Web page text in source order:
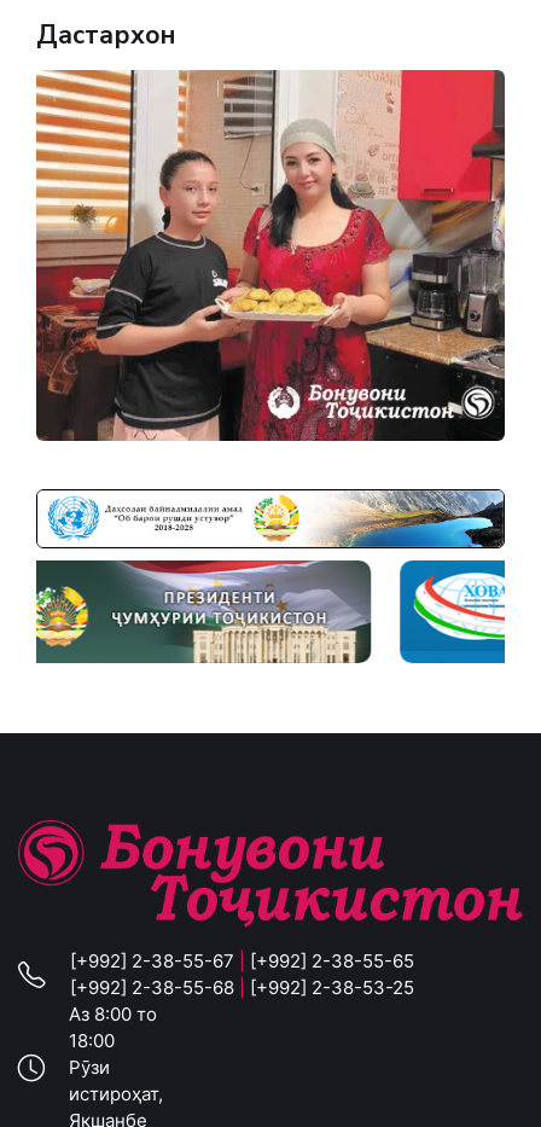
Дастархон
[+992] 2-38-55-67
[+992] 2-38-55-65
[+992] 2-38-55-68
[+992] 2-38-53-25
Аз 8:00 то
18:00
Рӯзи
истироҳат,
Якшанбе